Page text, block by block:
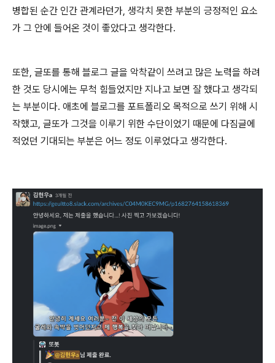
병합된 순간 인간 관계라던가, 생각치 못한 부분의 긍정적인 요소
가 그 안에 들어온 것이 좋았다고 생각한다.
또한, 글또를 통해 블로그 글을 악착같이 쓰려고 많은 노력을 하려
한 것도 당시에는 무척 힘들었지만 지나고 보면 잘 했다고 생각되
는 부분이다. 애초에 블로그를 포트폴리오 목적으로 쓰기 위해 시
작했고, 글또가 그것을 이루기 위한 수단이었기 때문에 다짐글에
적었던 기대되는 부분은 어느 정도 이루었다고 생각한다.